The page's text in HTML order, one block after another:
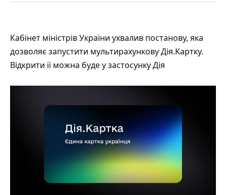
Кабінет міністрів України ухвалив постанову, яка
дозволяє запустити мультирахункову Дія.Картку.
Відкрити її можна буде у застосунку Дія